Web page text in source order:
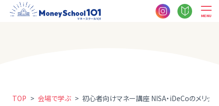
MENU
TOP > 会場で学ぶ > 初心者向けマネー講座 NISA・iDeCoのメリット